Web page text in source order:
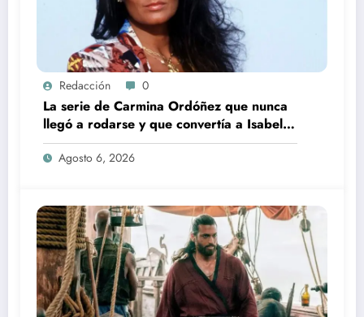
Redacción 0
La serie de Carmina Ordóñez que nunca
llegó a rodarse y que convertía a Isabel
Pantoja en la gran antagonista
Agosto 6, 2026